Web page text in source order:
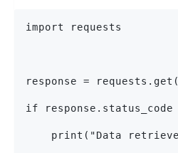
import requests
response =
if response.status_code
print("Data